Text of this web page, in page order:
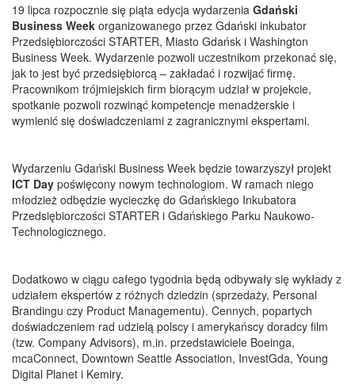
19 lipca rozpocznie się piąta edycja wydarzenia Gdański
Business Week organizowanego przez Gdański inkubator
Przedsiębiorczości STARTER, Miasto Gdańsk i Washington
Business Week. Wydarzenie pozwoli uczestnikom przekonać się,
jak to jest być przedsiębiorcą – zakładać i rozwijać firmę.
Pracownikom trójmiejskich firm biorącym udział w projekcie,
spotkanie pozwoli rozwinąć kompetencje menadżerskie i
wymienić się doświadczeniami z zagranicznymi ekspertami.
Wydarzeniu Gdański Business Week będzie towarzyszył projekt
ICT Day poświęcony nowym technologiom. W ramach niego
młodzież odbędzie wycieczkę do Gdańskiego Inkubatora
Przedsiębiorczości STARTER i Gdańskiego Parku Naukowo-
Technologicznego.
Dodatkowo w ciągu całego tygodnia będą odbywały się wykłady z
udziałem ekspertów z różnych dziedzin (sprzedaży, Personal
Brandingu czy Product Managementu). Cennych, popartych
doświadczeniem rad udzielą polscy i amerykańscy doradcy film
(tzw. Company Advisors), m.in. przedstawiciele Boeinga,
mcaConnect, Downtown Seattle Association, InvestGda, Young
Digital Planet i Kemiry.